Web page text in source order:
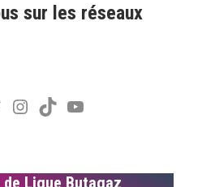
sur les réseaux
Instagram
TikTokYouTube
de Ligue Butagaz